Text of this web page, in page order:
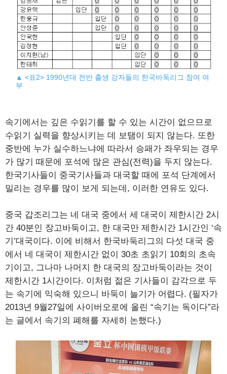
▲ <표2> 1990년대 전반 출생 강자들의 한국바둑리그 참여 여
부
속기에서는 깊은 수읽기를 할 수 있는 시간이 없으므로
수읽기 실력을 향상시키는 데 보탬이 되지 않는다. 또한
중반에 누가 실수하느냐에 따라서 승패가 좌우되는 경우
가 많기 때문에 포석에 많은 관심(전력)을 두지 않는다.
한국기사들이 중국기사들과 대국할 때에 포석 단계에서
밀리는 경우를 많이 보게 되는데, 이러한 연유도 있다.
중국 갑조리그는 네 대국 중에서 세 대국이 제한시간 2시
간 40분인 장고바둑이고, 한 대국만 제한시간 1시간인 ‘속
기’대국이다. 이에 비해서 한국바둑리그의 다섯 대국 중
에서 네 대국이 제한시간 없이 30초 초읽기 10회의 초속
기이고, 그나마 나머지 한 대국의 장고바둑이라는 것이
제한시간 1시간이다. 이처럼 젊은 기사들이 감각으로 두
는 속기에 익숙해 있으니 바둑이 늘기가 어렵다. (필자가
2013년 9월27일에 사이버오로에 올린 “속기는 독이다”라
는 글에서 속기의 폐해를 자세히 논했다.)